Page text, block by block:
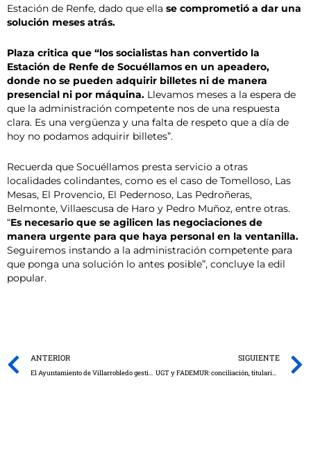
Estación de Renfe, dado que ella se comprometió a dar una
solución meses atrás.
Plaza critica que “los socialistas han convertido la
Estación de Renfe de Socuéllamos en un apeadero,
donde no se pueden adquirir billetes ni de manera
presencial ni por máquina. Llevamos meses a la espera de
que la administración competente nos de una respuesta
clara. Es una vergüenza y una falta de respeto que a día de
hoy no podamos adquirir billetes”.
Recuerda que Socuéllamos presta servicio a otras
localidades colindantes, como es el caso de Tomelloso, Las
Mesas, El Provencio, El Pedernoso, Las Pedroñeras,
Belmonte, Villaescusa de Haro y Pedro Muñoz, entre otras.
“Es necesario que se agilicen las negociaciones de
manera urgente para que haya personal en la ventanilla.
Seguiremos instando a la administración competente para
que ponga una solución lo antes posible”, concluye la edil
popular.
Prev
ANTERIOR
El Ayuntamiento de Villarrobledo gestiona los más de 6.000 kilos de comida de la segunda remesa recibida en el banco de alimentos.
SIGUIENTE
UGT y FADEMUR: conciliación, titularidad compartida e igualdad real y efectiva